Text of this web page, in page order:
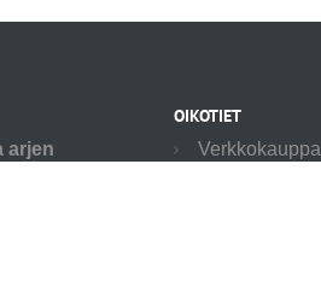
arjen
OIKOTIET
Verkkokauppa